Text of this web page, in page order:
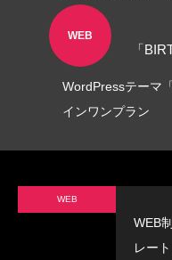
WEB
「
WordPressテーマ
インワンプラン
WEB
WEB
レー